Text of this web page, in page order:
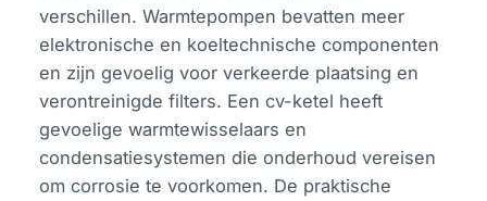
verschillen. Warmtepompen bevatten meer
elektronische en koeltechnische componenten
en zijn gevoelig voor verkeerde plaatsing en
verontreinigde filters. Een cv-ketel heeft
gevoelige warmtewisselaars en
condensatiesystemen die onderhoud vereisen
om corrosie te voorkomen. De praktische